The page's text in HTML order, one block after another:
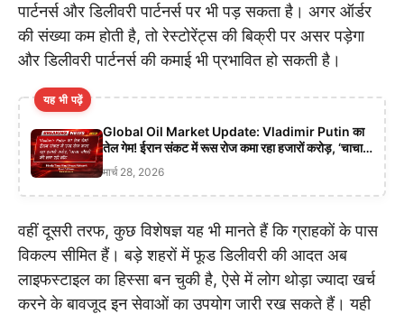
पार्टनर्स और डिलीवरी पार्टनर्स पर भी पड़ सकता है। अगर ऑर्डर
की संख्या कम होती है, तो रेस्टोरेंट्स की बिक्री पर असर पड़ेगा
और डिलीवरी पार्टनर्स की कमाई भी प्रभावित हो सकती है।
यह भी पढ़ें
Global Oil Market Update: Vladimir Putin का
तेल गेम! ईरान संकट में रूस रोज कमा रहा हजारों करोड़, ‘चाचा
चौधरी’ की लग रही वॉट
मार्च 28, 2026
वहीं दूसरी तरफ, कुछ विशेषज्ञ यह भी मानते हैं कि ग्राहकों के पास
विकल्प सीमित हैं। बड़े शहरों में फूड डिलीवरी की आदत अब
लाइफस्टाइल का हिस्सा बन चुकी है, ऐसे में लोग थोड़ा ज्यादा खर्च
करने के बावजूद इन सेवाओं का उपयोग जारी रख सकते हैं। यही